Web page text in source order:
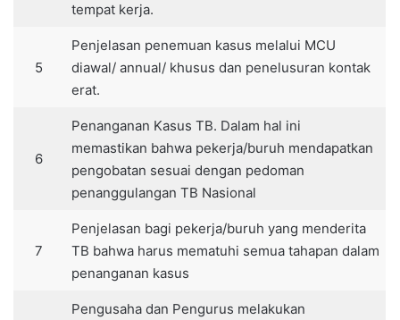
tempat kerja.
5
Penjelasan penemuan kasus melalui MCU
diawal/ annual/ khusus dan penelusuran kontak
erat.
6
Penanganan Kasus TB. Dalam hal ini
memastikan bahwa pekerja/buruh mendapatkan
pengobatan sesuai dengan pedoman
penanggulangan TB Nasional
7
Penjelasan bagi pekerja/buruh yang menderita
TB bahwa harus mematuhi semua tahapan dalam
penanganan kasus
Pengusaha dan Pengurus melakukan